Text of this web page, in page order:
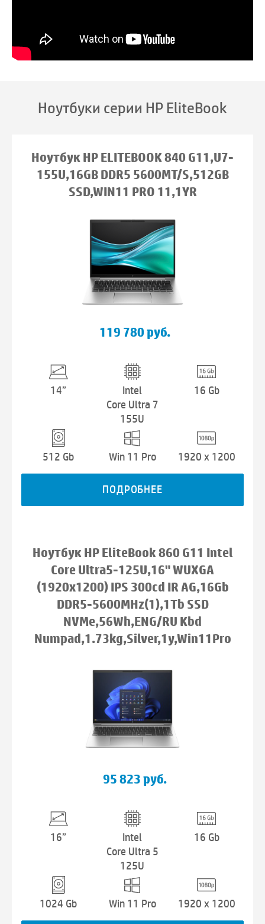
Ноутбуки серии HP EliteBook
Ноутбук HP ELITEBOOK 840 G11,U7-
155U,16GB DDR5 5600MT/S,512GB
SSD,WIN11 PRO 11,1YR
119 780 руб.
14”
Intel
Core Ultra 7
155U
16 Gb
512 Gb Win 11 Pro 1920 x 1200
ПОДРОБНЕЕ
Ноутбук HP EliteBook 860 G11 Intel
Core Ultra5-125U,16" WUXGA
(1920x1200) IPS 300cd IR AG,16Gb
DDR5-5600MHz(1),1Tb SSD
NVMe,56Wh,ENG/RU Kbd
Numpad,1.73kg,Silver,1y,Win11Pro
95 823 руб.
16”
Intel
Core Ultra 5
125U
16 Gb
1024 Gb Win 11 Pro 1920 x 1200